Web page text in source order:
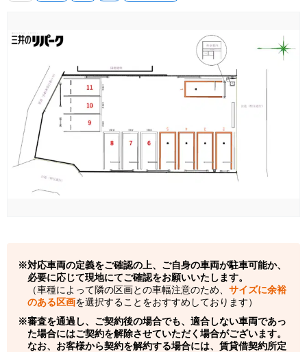
対応車両の定義をご確認の上、ご自身の車両が駐車可能か、
必要に応じて現地にてご確認をお願いいたします。
（車種によって隣の区画との車幅注意のため、 サイズに余裕
のある区画を選択することをおすすめしております）
審査を通過し、ご契約後の場合でも、適合しない車両であっ
た場合にはご契約を解除させていただく場合がございます。
なお、お客様から契約を解約する場合には、賃貸借契約所定